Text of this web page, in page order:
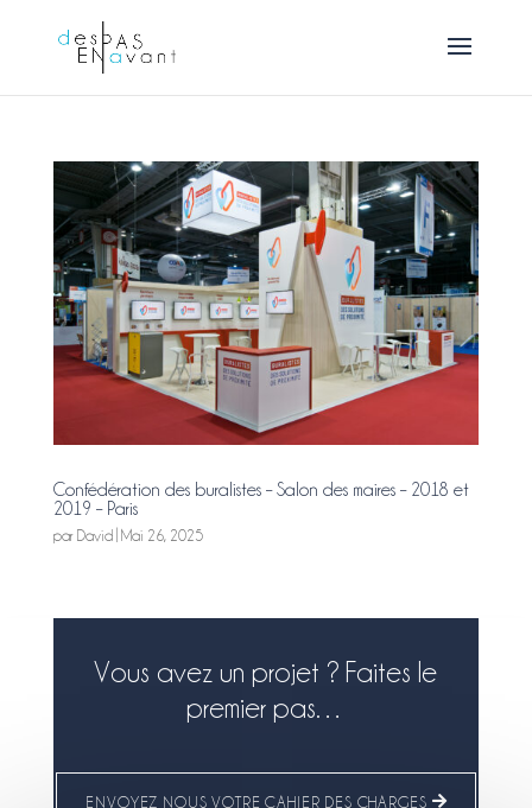
Confédération des buralistes – Salon des maires – 2018 et
2019 – Paris
par David| Mai 26, 2025
Vous avez un projet ? Faites le
premier pas…
ENVOYEZ NOUS VOTRE CAHIER DES CHARGES